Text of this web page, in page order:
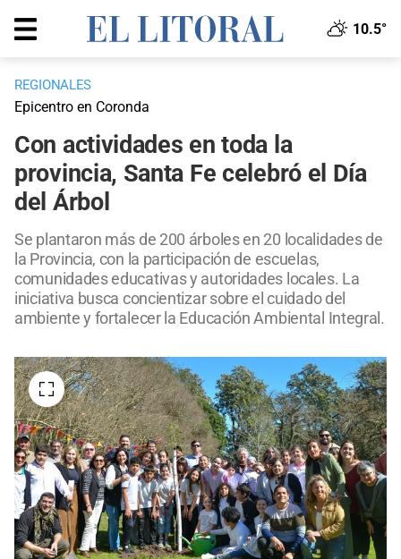
10.5°
REGIONALES
Epicentro en Coronda
Con actividades en toda la
provincia, Santa Fe celebró el Día
del Árbol
Se plantaron más de 200 árboles en 20 localidades de
la Provincia, con la participación de escuelas,
comunidades educativas y autoridades locales. La
iniciativa busca concientizar sobre el cuidado del
ambiente y fortalecer la Educación Ambiental Integral.